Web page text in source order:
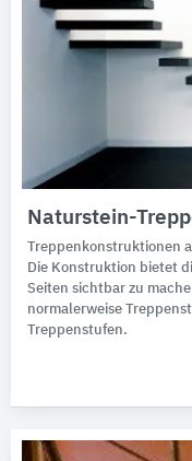
Naturstein-
Treppenkonstruktionen
Die Konstruktion bietet
Seiten sichtbar zu
normalerweise
Treppenstufen.